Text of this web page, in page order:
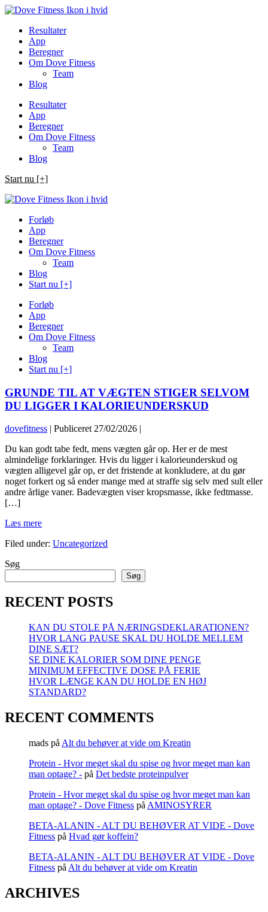
Spring
indholdResultater
App
Beregner
Om Dove Fitness
Team
Blog
Resultater
App
Beregner
Om Dove Fitness
Team
Blog
Start nu [+]
Forløb
App
Beregner
Om Dove Fitness
Team
Blog
Start nu [+]
Forløb
App
Beregner
Om Dove Fitness
Team
Blog
Start nu [+]
GRUNDE TIL AT VÆGTEN STIGER SELVOM
DU LIGGER I KALORIEUNDERSKUD
dovefitness | Publiceret 27/02/2026 |
Du kan godt tabe fedt, mens vægten går op. Her er de mest
almindelige forklaringer. Hvis du ligger i kalorieunderskud og
vægten alligevel går op, er det fristende at konkludere, at du gør
noget forkert og så ender mange med at straffe sig selv med sult eller
andre årlige vaner. Badevægten viser kropsmasse, ikke fedtmasse.
[…]
Læs mereGRUNDE
AT
LIGGER
I
KALORIEUNDERSKUD
Filed under: Uncategorized
Søg
Søg
RECENT POSTS
KAN DU STOLE PÅ NÆRINGSDEKLARATIONEN?
HVOR LANG PAUSE SKAL DU HOLDE MELLEM
DINE SÆT?
SE DINE KALORIER SOM DINE PENGE
MINIMUM EFFECTIVE DOSE PÅ FERIE
HVOR LÆNGE KAN DU HOLDE EN HØJ
STANDARD?
RECENT COMMENTS
mads på Alt du behøver at vide om Kreatin
Protein - Hvor meget skal du spise og hvor meget man kan
man optage? - på Det bedste proteinpulver
Protein - Hvor meget skal du spise og hvor meget man kan
man optage? - Dove Fitness på AMINOSYRER
BETA-ALANIN - ALT DU BEHØVER AT VIDE - Dove
Fitness på Hvad gør koffein?
BETA-ALANIN - ALT DU BEHØVER AT VIDE - Dove
Fitness på Alt du behøver at vide om Kreatin
ARCHIVES